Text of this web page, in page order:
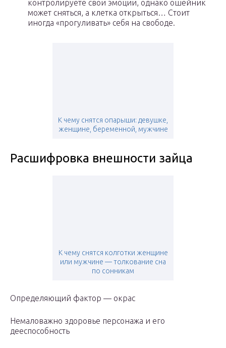
контролируете свои эмоции, однако ошейник
может сняться, а клетка открыться… Стоит
иногда «прогуливать» себя на свободе.
К чему снятся опарыши: девушке,
женщине, беременной, мужчине
Расшифровка внешности зайца
К чему снятся колготки женщине
или мужчине — толкование сна
по сонникам
Определяющий фактор — окрас
Немаловажно здоровье персонажа и его
дееспособность